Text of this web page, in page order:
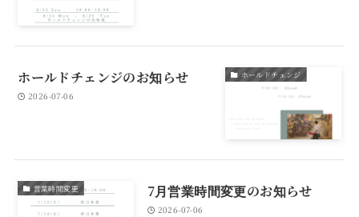
ホールドチェンジ
ホールドチェンジのお知らせ
2026-07-06
営業時間変更 7月営業時間変更のお知らせ
2026-07-06